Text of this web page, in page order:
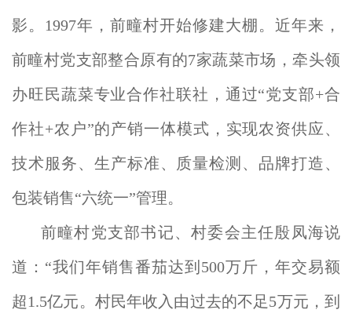
影。1997年，前疃村开始修建大棚。近年来，
前疃村党支部整合原有的7家蔬菜市场，牵头领
办旺民蔬菜专业合作社联社，通过“党支部+合
作社+农户”的产销一体模式，实现农资供应、
技术服务、生产标准、质量检测、品牌打造、
包装销售“六统一”管理。
前疃村党支部书记、村委会主任殷凤海说
道：“我们年销售番茄达到500万斤，年交易额
超1.5亿元。村民年收入由过去的不足5万元，到